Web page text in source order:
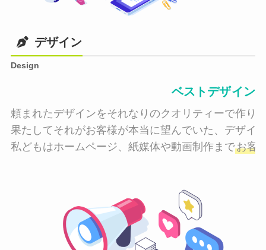
デザイン
Design
ベストデザイン
頼まれたデザインをそれなりのクオリティーで作り
果たしてそれがお客様が本当に望んでいた、デザイ
私どもはホームページ、紙媒体や動画制作までお客